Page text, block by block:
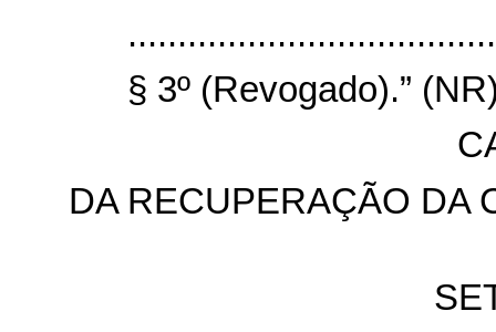
§ 3º (Revogado).”
DA RECUPERAÇÃO DA